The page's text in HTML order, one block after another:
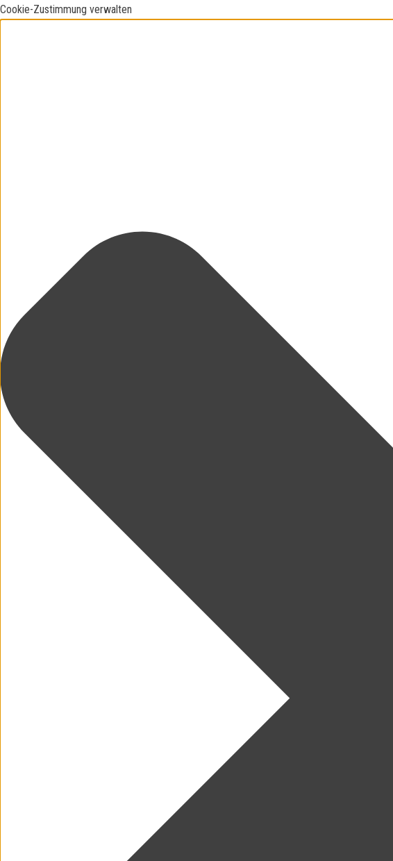
Cookie-Zustimmung verwalten